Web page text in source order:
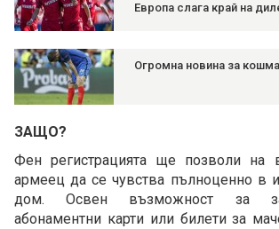
Европа слага край на
Огромна новина за
ЗАЩО?
Фен регистрацията ще позволи на
армеец да се чувства пълноценно в
дом. Освен възможност за
абонаментни карти или билети за